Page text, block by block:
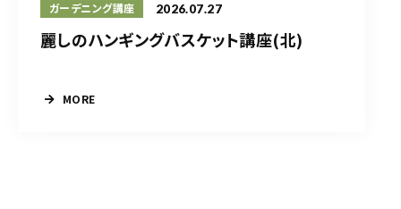
ガーデニング講座 2026.07.27
麗しのハンギングバスケット講座(北)
MORE